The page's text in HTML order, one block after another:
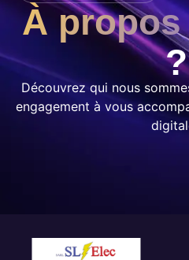
À propos
?
Découvrez qui nous
engagement à vous